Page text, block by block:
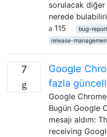
sorulacak diğer
nerede
115
bug-
release-
7
Google
fazla
Google
Bugün Google
mesajı aldım:
receiving